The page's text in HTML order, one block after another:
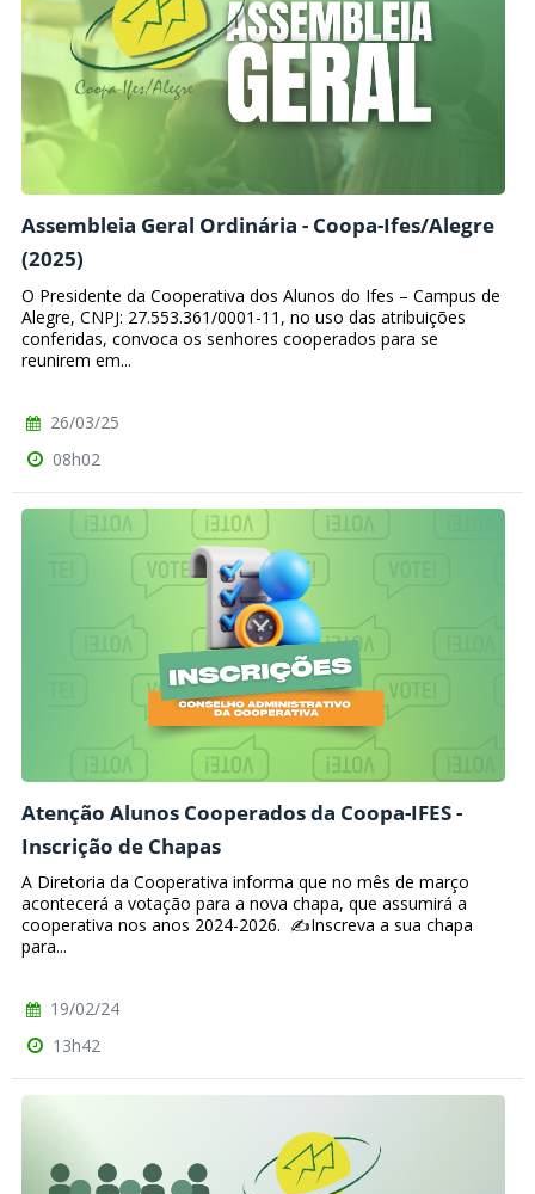
Assembleia Geral Ordinária - Coopa-Ifes/Alegre
(2025)
O Presidente da Cooperativa dos Alunos do Ifes – Campus de
Alegre, CNPJ: 27.553.361/0001-11, no uso das atribuições
conferidas, convoca os senhores cooperados para se
reunirem em...
26/03/25
08h02
Atenção Alunos Cooperados da Coopa-IFES -
Inscrição de Chapas
A Diretoria da Cooperativa informa que no mês de março
acontecerá a votação para a nova chapa, que assumirá a
cooperativa nos anos 2024-2026. ✍️Inscreva a sua chapa
para...
19/02/24
13h42